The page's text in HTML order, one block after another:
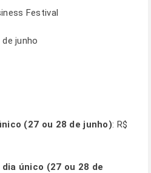
Festival
de junho
(27 ou 28 de junho): R$
único (27 ou 28 de